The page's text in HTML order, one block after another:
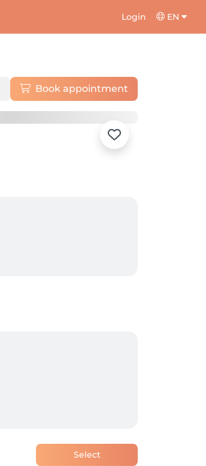
Login EN
Book appointment
wilt? Bel gerust even
herinneringsmail
afspraak verplaatsen of tot
Select